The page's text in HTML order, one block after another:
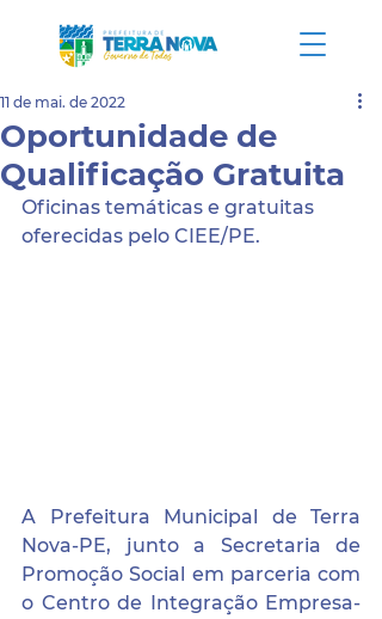
Oportunidade de
Qualificação Gratuita
11 de mai. de 2022
Oficinas temáticas e gratuitas
oferecidas pelo CIEE/PE.
A Prefeitura Municipal de Terra
Nova-PE, junto a Secretaria de
Promoção Social em parceria com
o Centro de Integração Empresa-